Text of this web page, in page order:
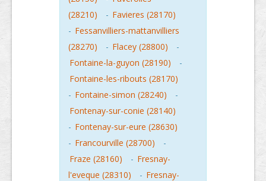
(28210)
- Favieres (28170)
- Fessanvilliers-mattanvilliers
(28270)
- Flacey (28800)
-
Fontaine-la-guyon (28190)
-
Fontaine-les-ribouts (28170)
- Fontaine-simon (28240)
-
Fontenay-sur-conie (28140)
- Fontenay-sur-eure (28630)
- Francourville (28700)
-
Fraze (28160)
- Fresnay-
l'eveque (28310)
- Fresnay-